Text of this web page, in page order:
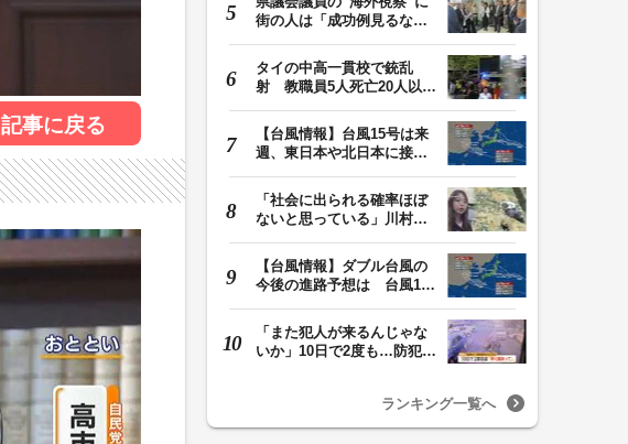
記事に戻る
街の人は「成功例見るなら
タイの中高一貫校で銃乱
射 教職員5人死亡20人以上
【台風情報】台風15号は来
週、東日本や北日本に接近
「社会に出られる確率ほぼ
ないと思っている」川村葉
【台風情報】ダブル台風の
今後の進路予想は 台風13
「また犯人が来るんじゃな
いか」10日で2度も…防犯カ
ランキング一覧へ